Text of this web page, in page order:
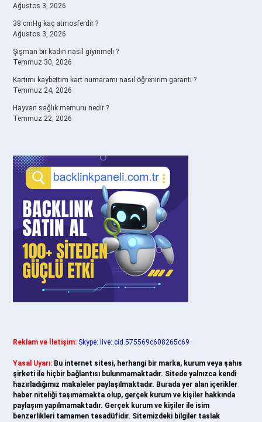
Ağustos 3, 2026
38 cmHg kaç atmosferdir ?
Ağustos 3, 2026
Şişman bir kadın nasıl giyinmeli ?
Temmuz 30, 2026
Kartımı kaybettim kart numaramı nasıl öğrenirim garanti ?
Temmuz 24, 2026
Hayvan sağlık memuru nedir ?
Temmuz 22, 2026
Reklam ve İletişim: Skype: live:.cid.575569c608265c69
Yasal Uyarı: Bu internet sitesi, herhangi bir marka, kurum veya şahıs
şirketi ile hiçbir bağlantısı bulunmamaktadır. Sitede yalnızca kendi
hazırladığımız makaleler paylaşılmaktadır. Burada yer alan içerikler
haber niteliği taşımamakta olup, gerçek kurum ve kişiler hakkında
paylaşım yapılmamaktadır. Gerçek kurum ve kişiler ile isim
benzerlikleri tamamen tesadüfidir. Sitemizdeki bilgiler taslak